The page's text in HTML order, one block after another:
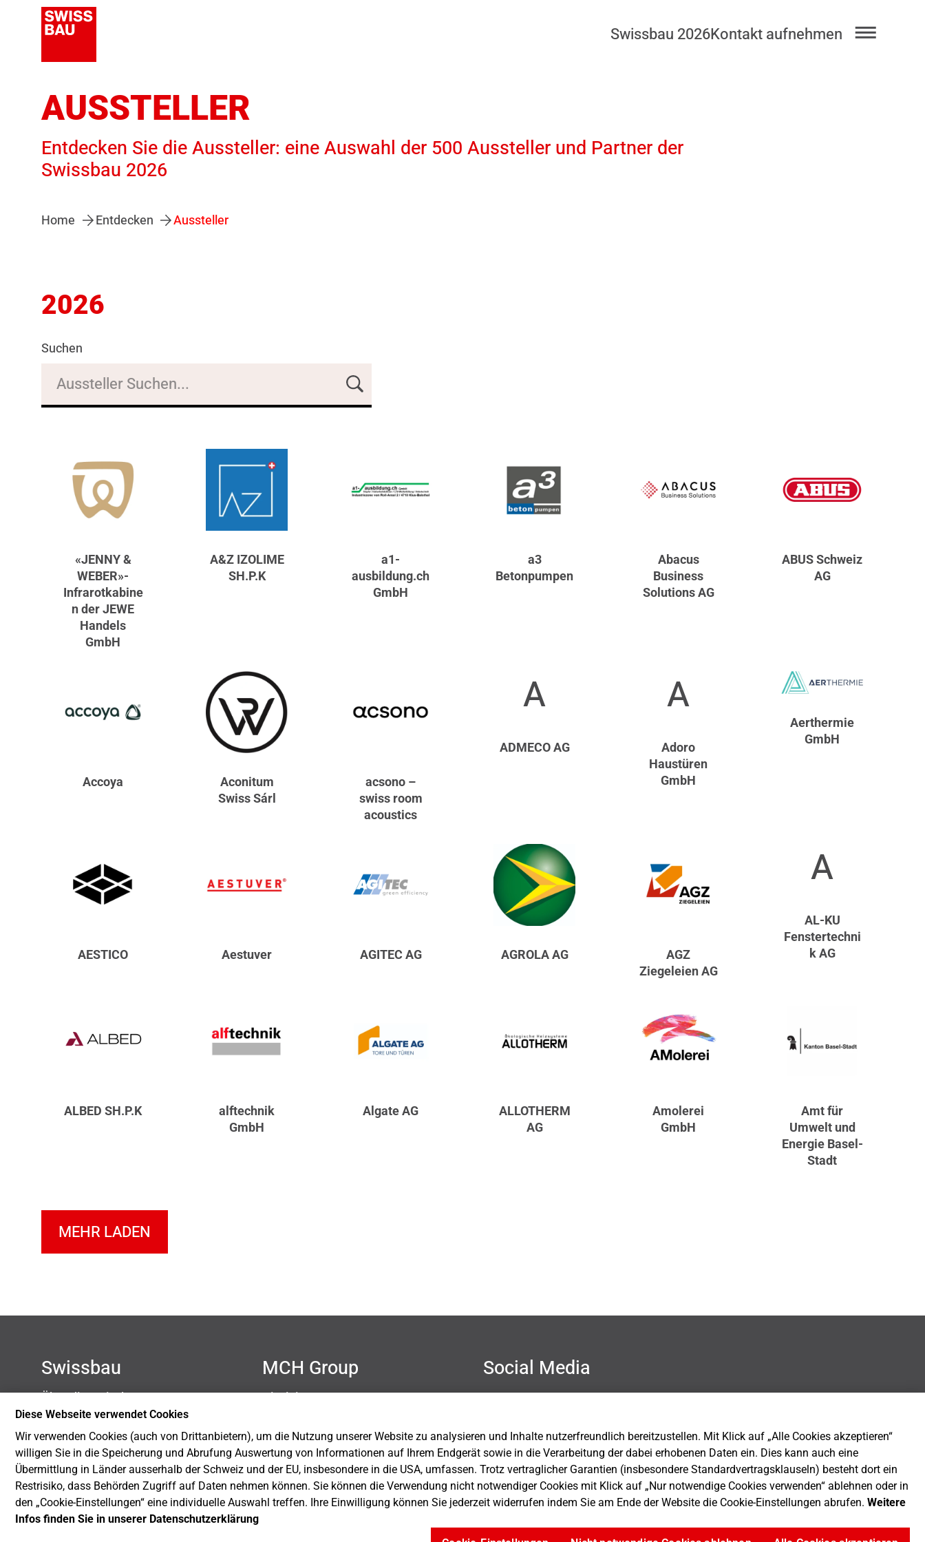
Swissbau 2026Kontakt aufnehmen
AUSSTELLER
Entdecken Sie die Aussteller: eine Auswahl der 500 Aussteller und Partner der
Swissbau 2026
Home Entdecken Aussteller
2026
Suchen
«JENNY &
WEBER»-
Infrarotkabine
n der JEWE
Handels
GmbH
A&Z IZOLIME
SH.P.K
a1-
ausbildung.ch
GmbH
a3
Betonpumpen
Abacus
Business
Solutions AG
ABUS Schweiz
AG
Accoya
Aconitum
Swiss Sárl
acsono –
swiss room
acoustics
A
ADMECO AG
A
Adoro
Haustüren
GmbH
Aerthermie
GmbH
AESTICO Aestuver AGITEC AG AGROLA AG
AGZ
Ziegeleien AG
A
AL-KU
Fenstertechni
k AG
ALBED SH.P.K
alftechnik
GmbH
Algate AG
ALLOTHERM
AG
Amolerei
GmbH
Amt für
Umwelt und
Energie Basel-
Stadt
MEHR LADEN
Swissbau
Kontakt
Newsletter
Blog
Nachhaltigkeit
MCH Group
Impressum
Cookie-Einstellungen
Social Media
Diese Webseite verwendet Cookies
Wir verwenden Cookies (auch von Drittanbietern), um die Nutzung unserer Website zu analysieren und Inhalte nutzerfreundlich bereitzustellen. Mit Klick auf „Alle Cookies akzeptieren“
willigen Sie in die Speicherung und Abrufung Auswertung von Informationen auf Ihrem Endgerät sowie in die Verarbeitung der dabei erhobenen Daten ein. Dies kann auch eine
Übermittlung in Länder ausserhalb der Schweiz und der EU, insbesondere in die USA, umfassen. Trotz vertraglicher Garantien (insbesondere Standardvertragsklauseln) besteht dort ein
Restrisiko, dass Behörden Zugriff auf Daten nehmen können. Sie können die Verwendung nicht notwendiger Cookies mit Klick auf „Nur notwendige Cookies verwenden“ ablehnen oder in
den „Cookie-Einstellungen“ eine individuelle Auswahl treffen. Ihre Einwilligung können Sie jederzeit widerrufen indem Sie am Ende der Website die Cookie-Einstellungen abrufen.Weitere
Infos finden Sie in unserer Datenschutzerklärung